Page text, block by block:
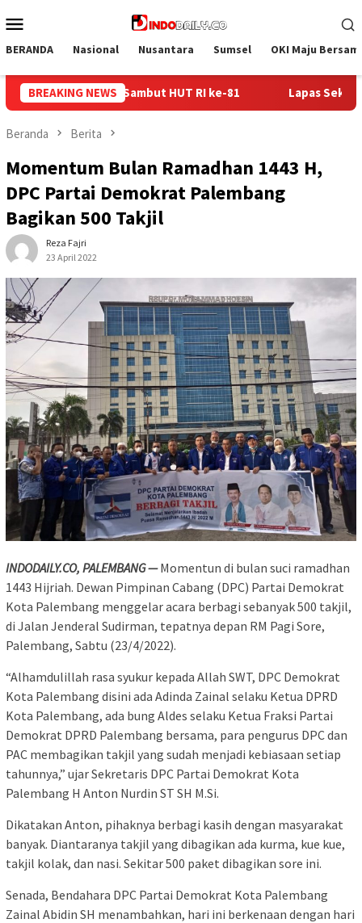
ke
Mobile
BERANDA Nasional Nusantara Sumsel OKI Maju
BREAKING NEWS
Lapas Sekayu Gandeng Kwarcab Muba Berikan Materi Dasar
Beranda Berita
Momentum Bulan Ramadhan 1443 H,
DPC Partai Demokrat Palembang
Bagikan 500 Takjil
Reza Fajri
23 April 2022
INDODAILY.CO, PALEMBANG — Momentun di bulan suci ramadhan
1443 Hijriah. Dewan Pimpinan Cabang (DPC) Partai Demokrat
Kota Palembang menggelar acara berbagi sebanyak 500 takjil,
di Jalan Jenderal Sudirman, tepatnya depan RM Pagi Sore,
Palembang, Sabtu (23/4/2022).
“Alhamdulillah rasa syukur kepada Allah SWT, DPC Demokrat
Kota Palembang disini ada Adinda Zainal selaku Ketua DPRD
Kota Palembang, ada bung Aldes selaku Ketua Fraksi Partai
Demokrat DPRD Palembang bersama, para pengurus DPC dan
PAC membagikan takjil yang sudah menjadi kebiasaan setiap
tahunnya,” ujar Sekretaris DPC Partai Demokrat Kota
Palembang H Anton Nurdin ST SH M.Si.
Dikatakan Anton, pihaknya berbagi kasih dengan masyarakat
banyak. Diantaranya takjil yang dibagikan ada kurma, kue kue,
takjil kolak, dan nasi. Sekitar 500 paket dibagikan sore ini.
Senada, Bendahara DPC Partai Demokrat Kota Palembang
Zainal Abidin SH menambahkan, hari ini berkenaan dengan hari